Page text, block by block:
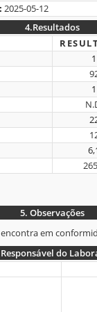
2025-05-12
4.Resultados
1
1
5. Observações
em
do